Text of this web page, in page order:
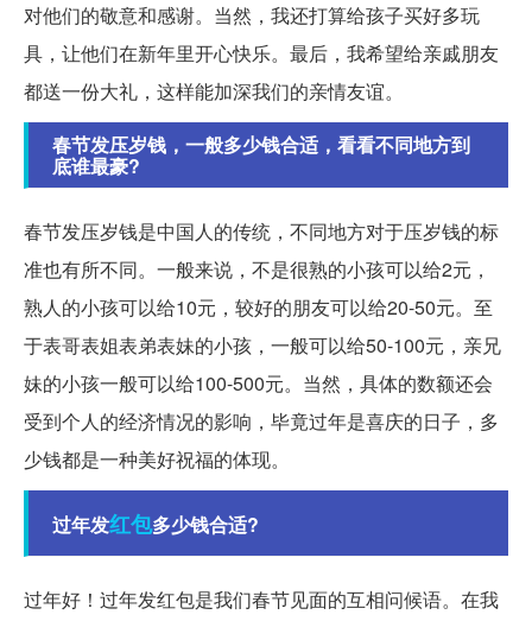
对他们的敬意和感谢。当然，我还打算给孩子买好多玩
具，让他们在新年里开心快乐。最后，我希望给亲戚朋友
都送一份大礼，这样能加深我们的亲情友谊。
春节发压岁钱，一般多少钱合适，看看不同地方到
底谁最豪?
春节发压岁钱是中国人的传统，不同地方对于压岁钱的标
准也有所不同。一般来说，不是很熟的小孩可以给2元，
熟人的小孩可以给10元，较好的朋友可以给20-50元。至
于表哥表姐表弟表妹的小孩，一般可以给50-100元，亲兄
妹的小孩一般可以给100-500元。当然，具体的数额还会
受到个人的经济情况的影响，毕竟过年是喜庆的日子，多
少钱都是一种美好祝福的体现。
过年发红包多少钱合适?
过年好！过年发红包是我们春节见面的互相问候语。在我